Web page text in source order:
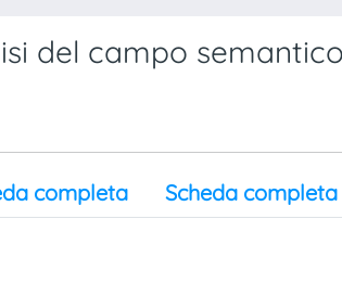
del campo semantico
completa Scheda completa